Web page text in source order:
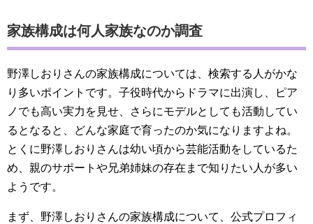
家族構成は何人家族なのか調査
野澤しおりさんの家族構成については、検索する人がかな
り多いポイントです。子役時代からドラマに出演し、ピア
ノでも高い実力を見せ、さらにモデルとしても活動してい
るとなると、どんな家庭で育ったのか気になりますよね。
とくに野澤しおりさんは幼い頃から芸能活動をしているた
め、親のサポートや兄弟姉妹の存在まで知りたい人が多い
ようです。
まず、野澤しおりさんの家族構成について、公式プロフィ